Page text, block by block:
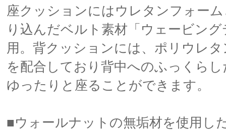
座クッションにはウレタンフォー
り込んだベルト素材「ウェービン
用。背クッションには、ポリウレ
を配合しており背中へのふっくら
ゆったりと座ることができます。
■ウォールナットの無垢材を使用し